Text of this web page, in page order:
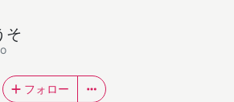
そ
フォロー